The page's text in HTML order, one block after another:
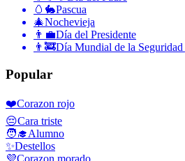
🥚🐇Pascua
🎄Nochevieja
👨‍💼Día del Presidente
👨‍🚒Día Mundial de la
Popular
❤️Corazon rojo
😔Cara triste
🧑‍🎓Alumno
✨Destellos
💜Corazon morado